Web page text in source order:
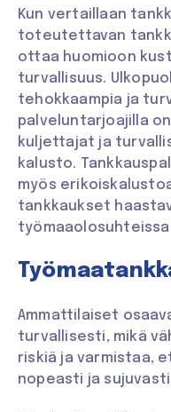
Kun vertaillaan
toteutettavan
ottaa huomioon
turvallisuus.
tehokkaampia ja
palveluntarjoajilla
kuljettajat ja
kalusto.
myös
tankkaukset
Ammattilaiset
turvallisesti, mikä
riskiä ja varmistaa,
nopeasti ja